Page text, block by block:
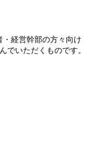
経営幹部の方々向け
でいただくものです。